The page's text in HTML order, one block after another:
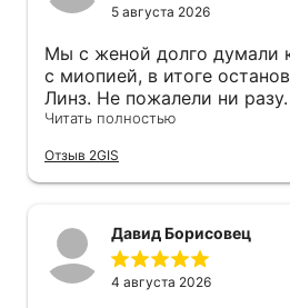
5 августа 2026
Мы с женой долго думали
с миопией, в итоге
Линз. Не пожалели ни
ночные линзы, Альфия
что они именно
дают ему падать дальше.
нравится система
приходит при записи,
за 2 часа. Ни разу не
Читать полностью
Отзыв 2GIS
Давид Борисовец
4 августа 2026